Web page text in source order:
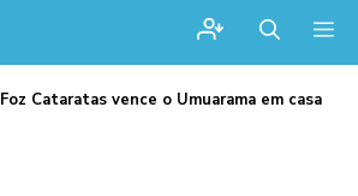
Foz Cataratas vence o Umuarama em casa